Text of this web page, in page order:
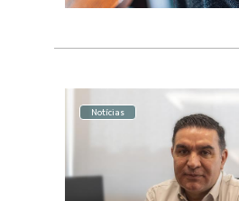
Notícias